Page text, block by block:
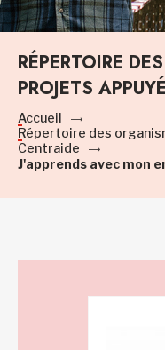
RÉPERTOIRE
PROJETS
Accueil
Répertoire des
Centraide
J'apprends avec mon